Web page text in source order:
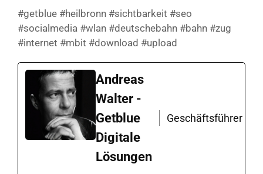
#getblue #heilbronn #sichtbarkeit #seo
#socialmedia #wlan #deutschebahn #bahn #zug
#internet #mbit #download #upload
Andreas
Walter -
Getblue
Digitale
Lösungen
Geschäftsführer